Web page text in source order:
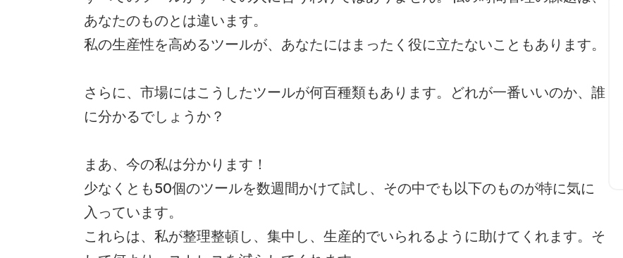
あなたのものとは違います。
私の生産性を高めるツールが、あなたにはまったく役に立たないこともあります。
さらに、市場にはこうしたツールが何百種類もあります。どれが一番いいのか、誰
に分かるでしょうか？
まあ、今の私は分かります！
少なくとも50個のツールを数週間かけて試し、その中でも以下のものが特に気に
入っています。
これらは、私が整理整頓し、集中し、生産的でいられるように助けてくれます。そ